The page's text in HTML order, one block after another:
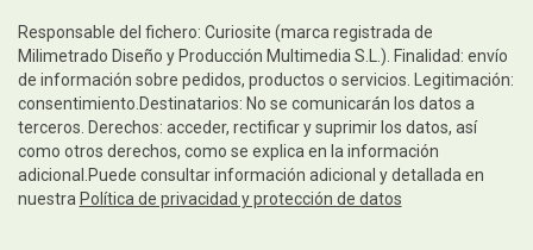
Responsable del fichero: Curiosite (marca registrada de
Milimetrado Diseño y Producción Multimedia S.L.). Finalidad: envío
de información sobre pedidos, productos o servicios. Legitimación:
consentimiento.Destinatarios: No se comunicarán los datos a
terceros. Derechos: acceder, rectificar y suprimir los datos, así
como otros derechos, como se explica en la información
adicional.Puede consultar información adicional y detallada en
nuestra Política de privacidad y protección de datos